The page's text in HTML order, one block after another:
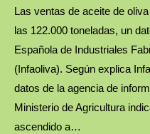
Las ventas de aceite de
las 122.000 toneladas, un
Española de Industriales
(Infaoliva). Según explica
datos de la agencia de
Ministerio de Agricultura
ascendido a…